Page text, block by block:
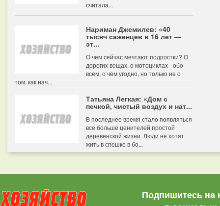
считала...
Нариман Джемилев: «40
тысяч саженцев в 16 лет —
эт...
О чем сейчас мечтают подростки? О
дорогих вещах, о мотоциклах - обо
всем, о чем угодно, но только не о
том, как нач...
Татьяна Легкая: «Дом с
печкой, чистый воздух и нат...
В последнее время стало появляться
все больше ценителей простой
деревенской жизни. Люди не хотят
жить в спешке в бо...
Подпишитесь на